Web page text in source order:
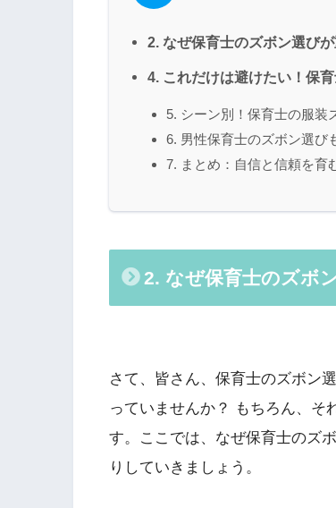
2. なぜ保育士のズボン選び
4. これだけは避けたい！保
5. シーン別！保育士の服装
6. 男性保育士のズボン選び
7. まとめ：自信と信頼を育
2. なぜ保育士のズボ
さて、皆さん、保育士のズボン
っていませんか？ もちろん、そ
す。ここでは、なぜ保育士のズ
りしていきましょう。